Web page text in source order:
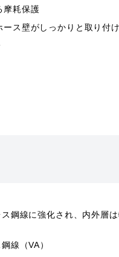
摩耗保護
ース壁がしっかりと取り付
鋼線に強化され、内外層
線（VA）